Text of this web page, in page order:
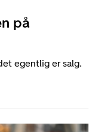
på
egentlig er salg.